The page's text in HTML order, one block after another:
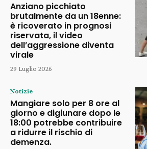
Anziano picchiato
brutalmente da un 18enne:
è ricoverato in prognosi
riservata, il video
dell’aggressione diventa
virale
29 Luglio 2026
Notizie
Mangiare solo per 8 ore al
giorno e digiunare dopo le
18:00 potrebbe contribuire
a ridurre il rischio di
demenza.